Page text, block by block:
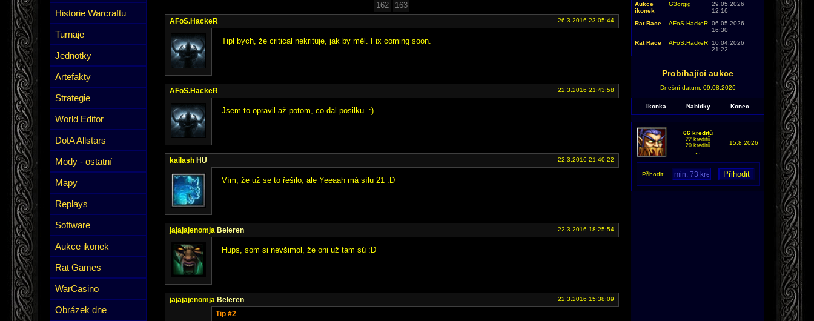
Historie Warcraftu
Turnaje
Jednotky
Artefakty
Strategie
World Editor
DotA Allstars
Mody - ostatní
Mapy
Replays
Software
Aukce ikonek
Rat Games
WarCasino
Obrázek dne
162
163
AFoS.HackeR 26.3.2016 23:05:44
Tipl bych, že critical nekrituje, jak by měl. Fix coming soon.
AFoS.HackeR 22.3.2016 21:43:58
Jsem to opravil až potom, co dal posilku. :)
kailash HU 22.3.2016 21:40:22
Vím, že už se to řešilo, ale Yeeaah má sílu 21 :D
jajajajenomja Beleren 22.3.2016 18:25:54
Hups, som si nevšimol, že oni už tam sú :D
jajajajenomja Beleren 22.3.2016 15:38:09
Tip #2
Aukce
ikonek
G3orgig
29.05.2026
12:16
Rat Race
AFoS.HackeR 06.05.2026
16:30
Rat Race
AFoS.HackeR
10.04.2026
21:22
Probíhající aukce
Dnešní datum: 09.08.2026
Ikonka Nabídky Konec
66 kreditů
22 kreditů
20 kreditů
15.8.2026
Přihodit: